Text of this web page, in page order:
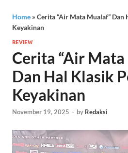
Home » Cerita “Air Mata Mualaf” Dan
Keyakinan
REVIEW
Cerita “Air
Dan Hal Klasik
Keyakinan
November 19, 2025 - by Redaksi